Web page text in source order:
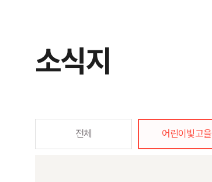
소식지
전체 어린이빛고을